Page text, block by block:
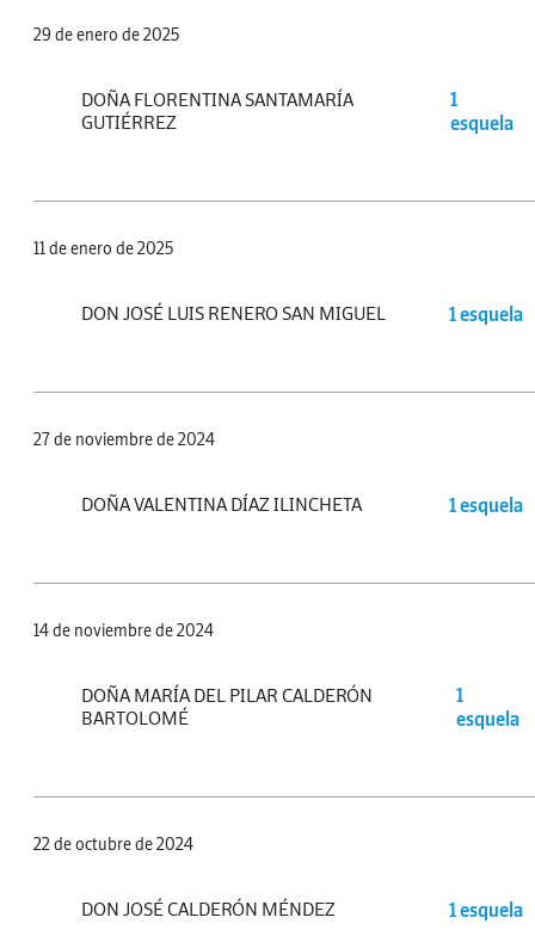
29 de enero de 2025
DOÑA FLORENTINA SANTAMARÍA
GUTIÉRREZ
1
esquela
11 de enero de 2025
DON JOSÉ LUIS RENERO SAN MIGUEL 1 esquela
27 de noviembre de 2024
DOÑA VALENTINA DÍAZ ILINCHETA 1 esquela
14 de noviembre de 2024
DOÑA MARÍA DEL PILAR CALDERÓN
BARTOLOMÉ
1
esquela
22 de octubre de 2024
DON JOSÉ CALDERÓN MÉNDEZ 1 esquela